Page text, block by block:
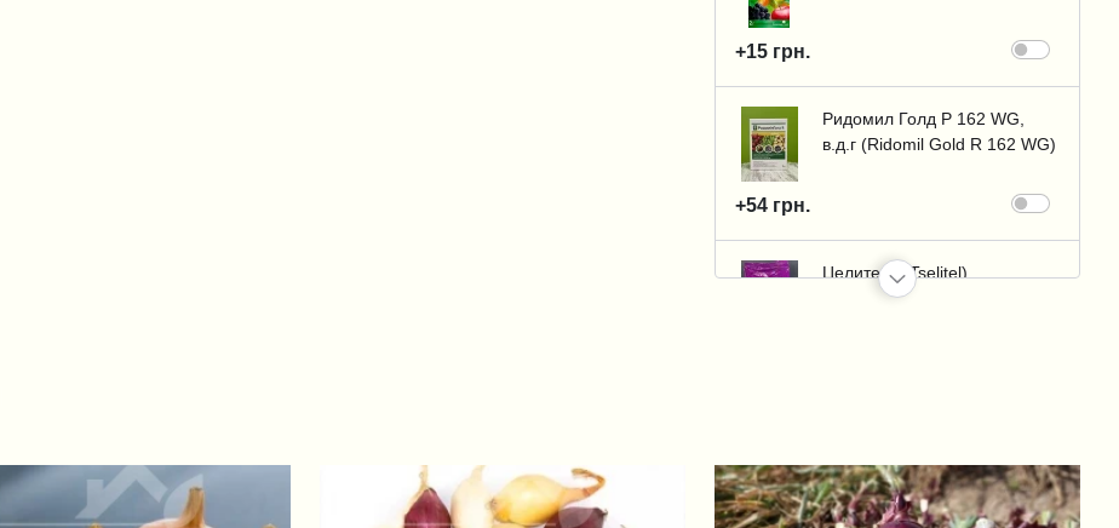
+15 грн.
Ридомил Голд Р 162 WG,
в.д.г (Ridomil Gold R 162 WG)
+54 грн.
Целитель (Tselitel)
+80 грн.